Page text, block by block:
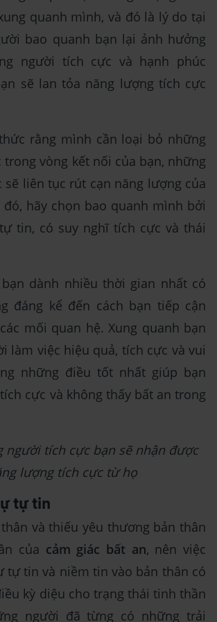
quanh mình, và đó là lý do tại
bao quanh bạn lại ảnh hưởng
người tích cực và hạnh phúc
sẽ lan tỏa năng lượng tích cực
rằng mình cần loại bỏ những
vòng kết nối của bạn, những
sẽ liên tục rút cạn năng lượng của
đó, hãy chọn bao quanh mình bởi
tin, có suy nghĩ tích cực và thái
dành nhiều thời gian nhất có
đáng kể đến cách bạn tiếp cận
mối quan hệ. Xung quanh bạn
làm việc hiệu quả, tích cực và vui
những điều tốt nhất giúp bạn
cực và không thấy bất an trong
người tích cực bạn sẽ nhận được
lượng tích cực từ họ
tự tin
và thiếu yêu thương bản thân
của cảm giác bất an, nên việc
tự tin và niềm tin vào bản thân có
kỳ diệu cho trạng thái tinh thần
người đã từng có những trải